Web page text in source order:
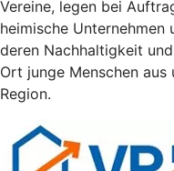
Vereine, legen bei
heimische
deren Nachhaltigkeit
Ort junge Menschen
Region.